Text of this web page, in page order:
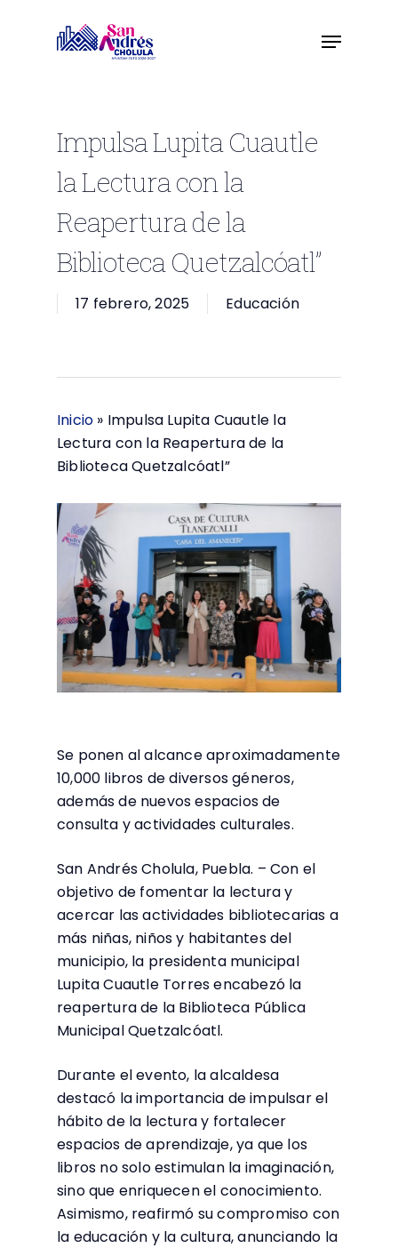
Impulsa Lupita Cuautle
la Lectura con la
Reapertura de la
Biblioteca Quetzalcóatl”
17 febrero, 2025 Educación
Inicio » Impulsa Lupita Cuautle la
Lectura con la Reapertura de la
Biblioteca Quetzalcóatl”
Se ponen al alcance aproximadamente
10,000 libros de diversos géneros,
además de nuevos espacios de
consulta y actividades culturales.
San Andrés Cholula, Puebla. – Con el
objetivo de fomentar la lectura y
acercar las actividades bibliotecarias a
más niñas, niños y habitantes del
municipio, la presidenta municipal
Lupita Cuautle Torres encabezó la
reapertura de la Biblioteca Pública
Municipal Quetzalcóatl.
Durante el evento, la alcaldesa
destacó la importancia de impulsar el
hábito de la lectura y fortalecer
espacios de aprendizaje, ya que los
libros no solo estimulan la imaginación,
sino que enriquecen el conocimiento.
Asimismo, reafirmó su compromiso con
la educación y la cultura, anunciando la